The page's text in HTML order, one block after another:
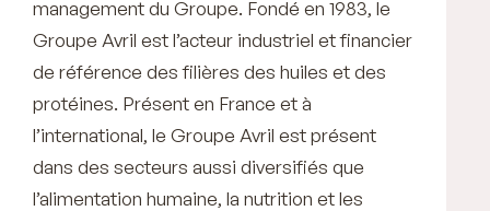
management du Groupe. Fondé en 1983, le
Groupe Avril est l’acteur industriel et financier
de référence des filières des huiles et des
protéines. Présent en France et à
l’international, le Groupe Avril est présent
dans des secteurs aussi diversifiés que
l’alimentation humaine, la nutrition et les